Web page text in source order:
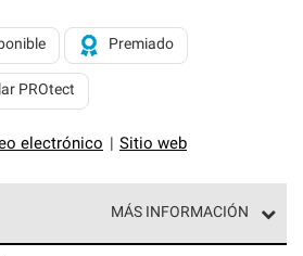
nuestra mejor garantía de
electrónico Sitio web
Premiado
PROtect
MÁS INFORMACIÓN